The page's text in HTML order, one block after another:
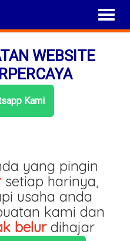
WEBSITE
Kami
yang pingin
setiap harinya,
usaha anda
kami dan
belurdihajar